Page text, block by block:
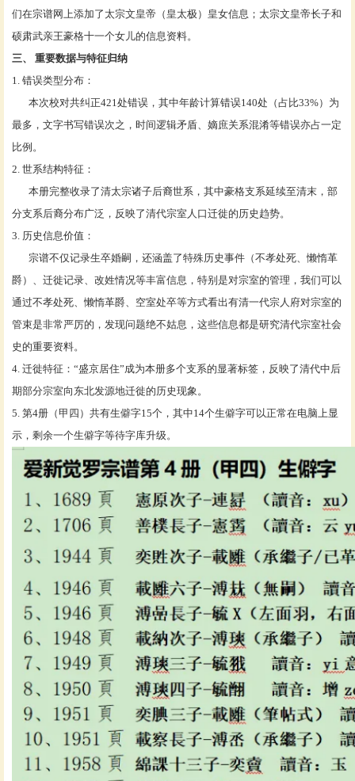
们在宗谱网上添加了太宗文皇帝（皇太极）皇女信息；太宗文皇帝长子和
硕肃武亲王豪格十一个女儿的信息资料。
三、
重要数据与特征归纳
1. 错误类型分布：
本次校对共纠正421处错误，其中年龄计算错误140处（占比33%）为
最多，文字书写错误次之，时间逻辑矛盾、嫡庶关系混淆等错误亦占一定
比例。
2. 世系结构特征：
本册完整收录了清太宗诸子后裔世系，其中豪格支系延续至清末，部
分支系后裔分布广泛，反映了清代宗室人口迁徙的历史趋势。
3. 历史信息价值：
宗谱不仅记录生卒婚嗣，还涵盖了特殊历史事件（不孝处死、懒惰革
爵）、迁徙记录、改姓情况等丰富信息，特别是对宗室的管理，我们可以
通过不孝处死、懒惰革爵、空室处卒等方式看出有清一代宗人府对宗室的
管束是非常严厉的，发现问题绝不姑息，这些信息都是研究清代宗室社会
史的重要资料。
4. 迁徙特征：“盛京居住”成为本册多个支系的显著标签，反映了清代中后
期部分宗室向东北发源地迁徙的历史现象。
5. 第4册（甲四）共有生僻字15个，其中14个生僻字可以正常在电脑上显
示，剩余一个生僻字等待字库升级 。